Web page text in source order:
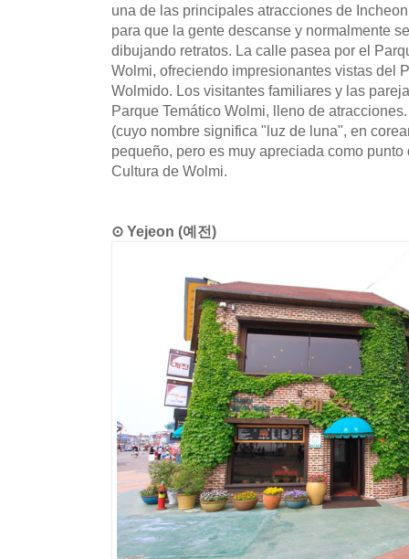
una de las principales atracciones de
para que la gente descanse y normalmente
dibujando retratos. La calle pasea por el
Wolmi, ofreciendo impresionantes vistas del
Wolmido. Los visitantes familiares y las
Parque Temático Wolmi, lleno de
(cuyo nombre significa "luz de luna", en
pequeño, pero es muy apreciada como
Cultura de Wolmi.
⊙ Yejeon (예전)